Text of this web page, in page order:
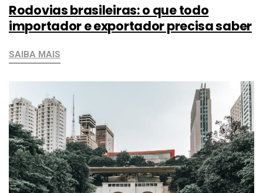
Rodovias brasileiras: o que todo
importador e exportador precisa saber
SAIBA MAIS